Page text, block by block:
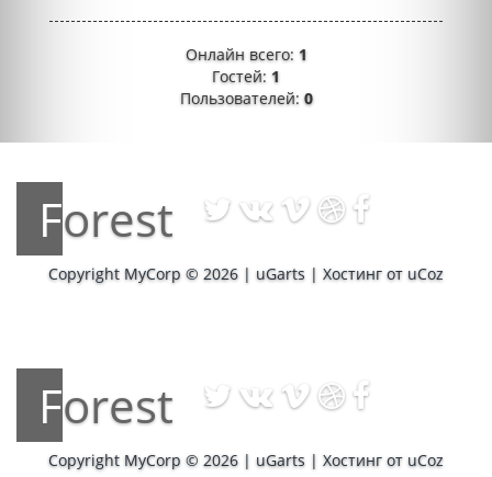
Онлайн всего: 1
Гостей: 1
Пользователей:0
Forest
Copyright MyCorp © 2026 | uGarts | Хостинг от uCoz
Forest
Copyright MyCorp © 2026 | uGarts | Хостинг от uCoz